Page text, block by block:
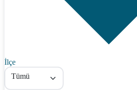
İlçe
Tümü